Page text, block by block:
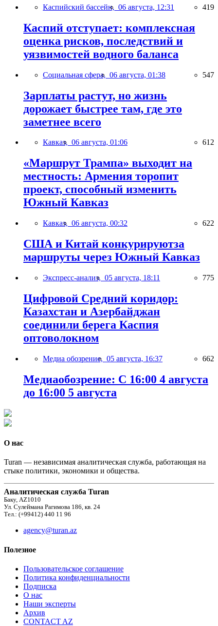
Каспийский бассейн, 06 августа, 12:31 419
Каспий отступает: комплексная
оценка рисков, последствий и
уязвимостей водного баланса
Социальная сфера, 06 августа, 01:38 547
Зарплаты растут, но жизнь
дорожает быстрее там, где это
заметнее всего
Кавказ, 06 августа, 01:06 612
«Маршрут Трампа» выходит на
местность: Армения торопит
проект, способный изменить
Южный Кавказ
Кавказ, 06 августа, 00:32 622
США и Китай конкурируютза
маршруты через Южный Кавказ
Экспресс-анализ, 05 августа, 18:11 775
Цифровой Средний коридор:
Казахстан и Азербайджан
соединили берега Каспия
оптоволокном
Медиа обозрение, 05 августа, 16:37 662
Медиаобозрение: С 16:00 4 августа
до 16:00 5 августа
О нас
Turan — независимая аналитическая служба, работающая на
стыке политики, экономики и общества.
Аналитическая служба Turan
Баку, AZ1010
Ул. Сулеймана Рагимова 186, кв. 24
Тел.: (+99412) 440 11 96
agency@turan.az
Полезное
Пользовательское соглашение
Политика конфиденциальности
Подписка
О нас
Наши эксперты
Архив
CONTACT AZ